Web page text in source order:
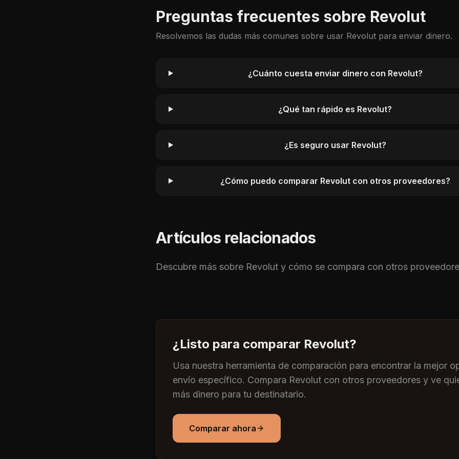
Preguntas frecuentes sobre Revolut
Resolvemos las dudas más comunes sobre usar Revolut para enviar dinero.
¿Cuánto cuesta enviar dinero con Revolut?
¿Qué tan rápido es Revolut?
¿Es seguro usar Revolut?
¿Cómo puedo comparar Revolut con otros proveedores?
Artículos relacionados
Descubre más sobre Revolut y cómo se compara con otros
¿Listo para comparar Revolut?
Usa nuestra herramienta de comparación para encontrar la mejor
envío específico. Compara Revolut con otros proveedores y ve
más dinero para tu destinatario.
Comparar ahora